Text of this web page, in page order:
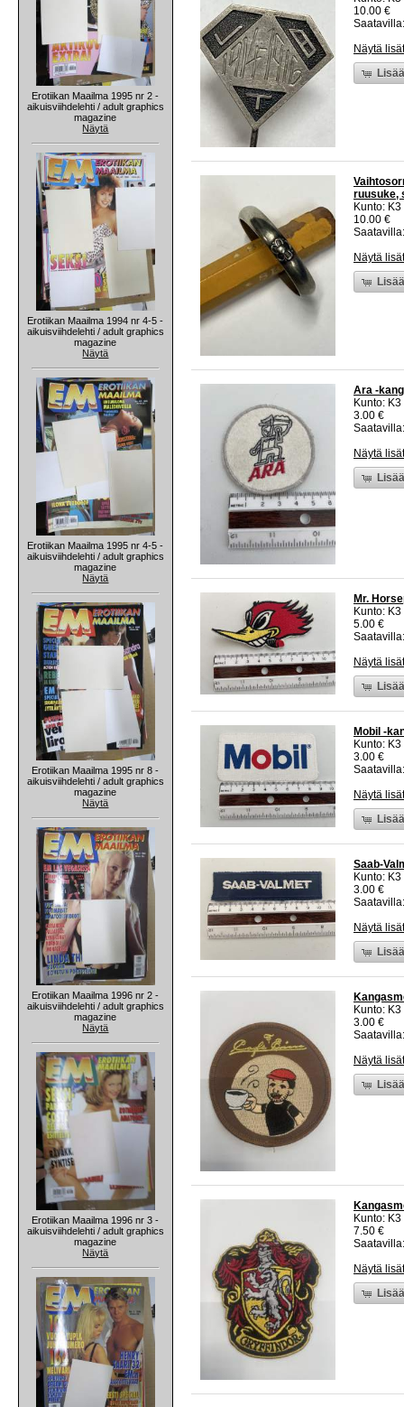
Erotiikan Maailma 1995 nr 2 -
aikuisviihdelehti / adult graphics
magazine
Näytä
Erotiikan Maailma 1994 nr 4-5 -
aikuisviihdelehti / adult graphics
magazine
Näytä
Erotiikan Maailma 1995 nr 4-5 -
aikuisviihdelehti / adult graphics
magazine
Näytä
Erotiikan Maailma 1995 nr 8 -
aikuisviihdelehti / adult graphics
magazine
Näytä
Erotiikan Maailma 1996 nr 2 -
aikuisviihdelehti / adult graphics
magazine
Näytä
Erotiikan Maailma 1996 nr 3 -
aikuisviihdelehti / adult graphics
magazine
Näytä
10.00 €
Näytä
ruusuke,
Kunto:
10.00 €
Näytä
Ara -
Kunto:
3.00 €
Näytä
Mr.
Kunto:
5.00 €
Näytä
Mobil -
Kunto:
3.00 €
Näytä
Saab-
Kunto:
3.00 €
Näytä
Kunto:
3.00 €
Näytä
Kunto:
7.50 €
Näytä